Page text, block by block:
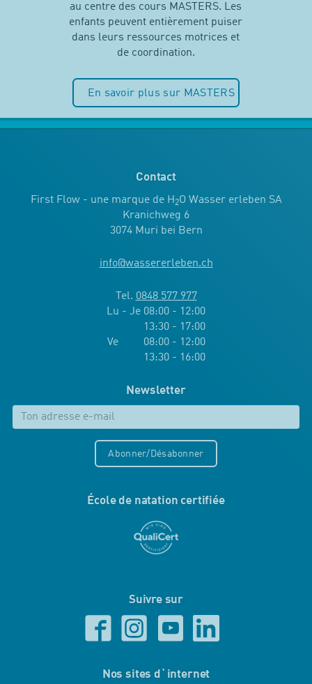
au centre des cours MASTERS. Les
enfants peuvent entièrement puiser
dans leurs ressources motrices et
de coordination.
En savoir plus sur MASTERS
Contact
First Flow - une marque de H2O Wasser erleben SA
Kranichweg 6
3074 Muri bei Bern
info@wassererleben.ch
Tel. 0848 577 977
Lu - Je 08:00 - 12:00
13:30 - 17:00
Ve 08:00 - 12:00
13:30 - 16:00
Newsletter
Abonner/Désabonner
École de natation certifiée
Suivre sur
Nos sites d`internet